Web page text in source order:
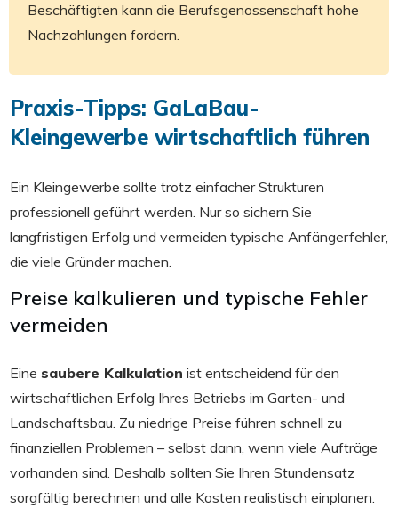
Beschäftigten kann die Berufsgenossenschaft hohe
Nachzahlungen fordern.
Praxis-Tipps: GaLaBau-
Kleingewerbe wirtschaftlich führen
Ein Kleingewerbe sollte trotz einfacher Strukturen
professionell geführt werden. Nur so sichern Sie
langfristigen Erfolg und vermeiden typische Anfängerfehler,
die viele Gründer machen.
Preise kalkulieren und typische Fehler
vermeiden
Eine saubere Kalkulation ist entscheidend für den
wirtschaftlichen Erfolg Ihres Betriebs im Garten- und
Landschaftsbau. Zu niedrige Preise führen schnell zu
finanziellen Problemen – selbst dann, wenn viele Aufträge
vorhanden sind. Deshalb sollten Sie Ihren Stundensatz
sorgfältig berechnen und alle Kosten realistisch einplanen.